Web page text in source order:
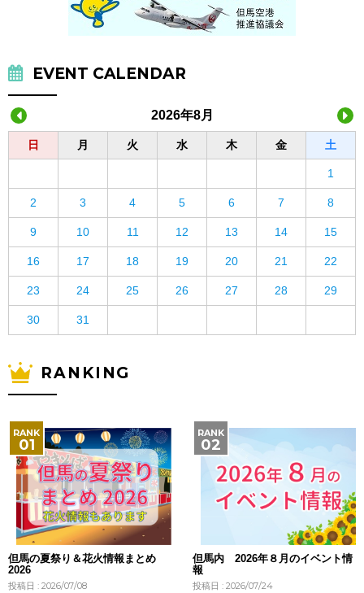
EVENT CALENDAR
2026年8月
日 月 火 水 木 金 土
1
2 3 4 5 6 7 8
9 10 11 12 13 14 15
16 17 18 19 20 21 22
23 24 25 26 27 28 29
30 31
RANKING
但馬の夏祭り＆花火情報まとめ
2026
投稿日 : 2026/07/08
但馬内 2026年８月のイベント情
報
投稿日 : 2026/07/24